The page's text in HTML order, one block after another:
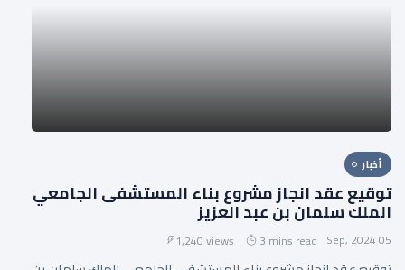
أخبار
توقيع عقد انجاز مشروع بناء المستشفى الجامعي
الملك سلمان بن عبد العزيز
05 Sep, 2024
3 mins read
1,240 views